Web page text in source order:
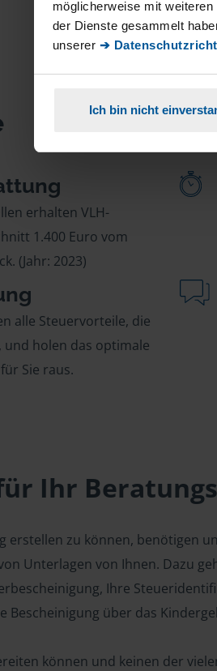
möglicherweise mit
der Dienste gesammelt
unserer ➔
Ich bin nicht
erhalten VLH-
1.400 Euro vom
(Jahr: 2023)
alle Steuervorteile, die
und holen das optimale
Sie raus.
Ihr
erstellen zu können, benötigen
Unterlagen von Ihnen. Dazu
Ihre
Bescheinigung über das
können und keinen der